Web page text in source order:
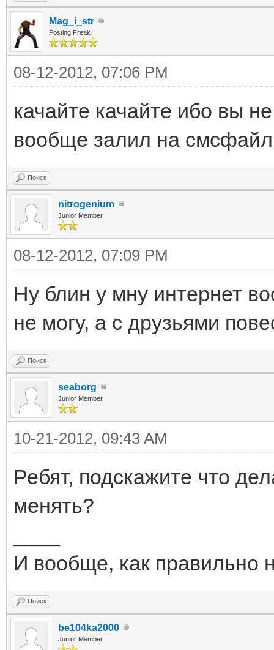
Mag_i_str
Posting Freak
08-12-2012, 07:06 PM
качайте качайте ибо вы
вообще залил на смсфайл
Поиск
nitrogenium
Junior Member
08-12-2012, 07:09 PM
Ну блин у мну интернет
не могу, а с друзьями
Поиск
seaborg
Junior Member
10-21-2012, 09:43 AM
Ребят, подскажите что
менять?
И вообще, как правильно
Поиск
be104ka2000
Junior Member